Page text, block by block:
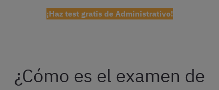
¡Haz test gratis de Administrativo!
¿Cómo es el examen de